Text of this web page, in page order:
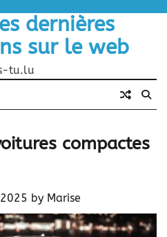
dernières
sur le web
tu.lu
compactes
by Marise